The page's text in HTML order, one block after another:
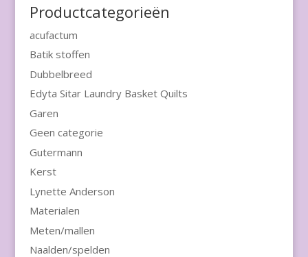
Productcategorieën
acufactum
Batik stoffen
Dubbelbreed
Edyta Sitar Laundry Basket Quilts
Garen
Geen categorie
Gutermann
Kerst
Lynette Anderson
Materialen
Meten/mallen
Naalden/spelden